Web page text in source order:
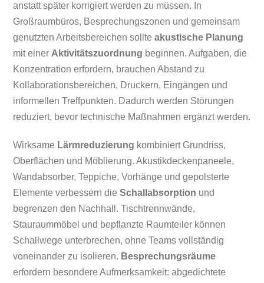
anstatt später korrigiert werden zu müssen. In
Großraumbüros, Besprechungszonen und gemeinsam
genutzten Arbeitsbereichen sollteakustische Planung
mit einer Aktivitätszuordnung beginnen. Aufgaben, die
Konzentration erfordern, brauchen Abstand zu
Kollaborationsbereichen, Druckern, Eingängen und
informellen Treffpunkten. Dadurch werden Störungen
reduziert, bevor technische Maßnahmen ergänzt werden.
Wirksame Lärmreduzierung kombiniert Grundriss,
Oberflächen und Möblierung. Akustikdeckenpaneele,
Wandabsorber, Teppiche, Vorhänge und gepolsterte
Elemente verbessern dieSchallabsorption und
begrenzen den Nachhall. Tischtrennwände,
Stauraummöbel und bepflanzte Raumteiler können
Schallwege unterbrechen, ohne Teams vollständig
voneinander zu isolieren. Besprechungsräume
erfordern besondere Aufmerksamkeit: abgedichtete